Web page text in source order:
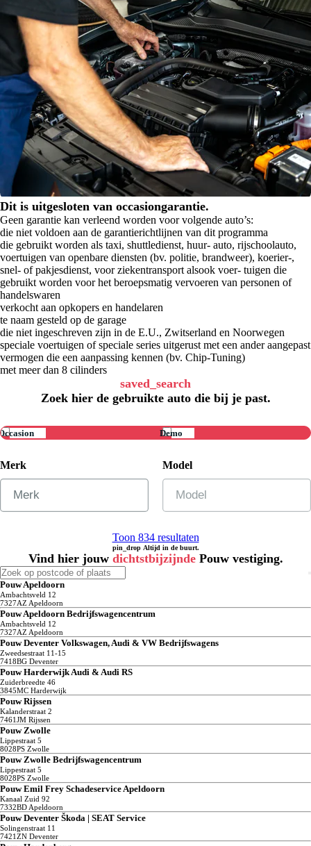
Dit is uitgesloten van occasiongarantie.
Geen garantie kan verleend worden voor volgende auto’s:
die niet voldoen aan de garantierichtlijnen van dit programma
die gebruikt worden als taxi, shuttledienst, huur- auto, rijschoolauto,
voertuigen van openbare diensten (bv. politie, brandweer), koerier-,
snel- of pakjesdienst, voor ziekentransport alsook voer- tuigen die
gebruikt worden voor het beroepsmatig vervoeren van personen of
handelswaren
verkocht aan opkopers en handelaren
te naam gesteld op de garage
die niet ingeschreven zijn in de E.U., Zwitserland en Noorwegen
speciale voertuigen of speciale series uitgerust met een ander aangepast
vermogen die een aanpassing kennen (bv. Chip-Tuning)
met meer dan 8 cilinders
saved_search
Zoek hier de gebruikte auto die bij je past.
Demo
Merk Model
Toon 834 resultaten
pin_dropAltijd in de buurt.
Vind hier jouw dichtstbijzijndePouw vestiging.
Pouw Apeldoorn
Ambachtsveld 12
7327AZ Apeldoorn
Pouw Apeldoorn Bedrijfswagencentrum
Ambachtsveld 12
7327AZ Apeldoorn
Pouw Deventer Volkswagen, Audi & VW Bedrijfswagens
Zweedsestraat 11-15
7418BG Deventer
Pouw Harderwijk Audi & Audi RS
Zuiderbreedte 46
3845MC Harderwijk
Pouw Rijssen
Kalanderstraat 2
7461JM Rijssen
Pouw Zwolle
Lippestraat 5
8028PS Zwolle
Pouw Zwolle Bedrijfswagencentrum
Lippestraat 5
8028PS Zwolle
Pouw Emil Frey Schadeservice Apeldoorn
Kanaal Zuid 92
7332BD Apeldoorn
Pouw Deventer Škoda | SEAT Service
Solingenstraat 11
7421ZN Deventer